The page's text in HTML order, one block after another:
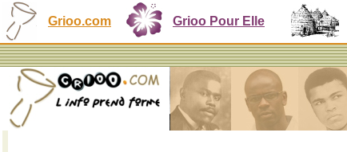
Grioo.com Grioo Pour Elle